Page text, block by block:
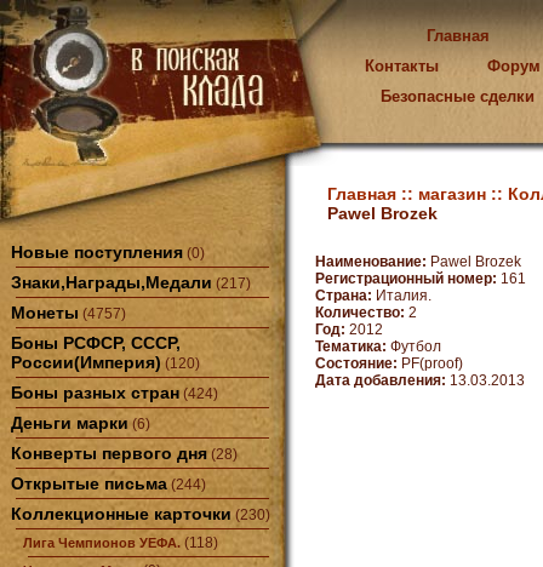
Главная
Контакты
Форум
Безопасные сделки
Новые поступления (0)
Знаки,Награды,Медали (217)
Монеты (4757)
Боны РСФСР, СССР,
России(Империя) (120)
Боны разных стран (424)
Деньги марки (6)
Конверты первого дня (28)
Открытые письма (244)
Коллекционные карточки (230)
Лига Чемпионов УЕФА. (118)
Главная :: магазин ::
Pawel Brozek
Наименование: Pawel Brozek
Регистрационный номер: 161
Страна: Италия.
Количество: 2
Год: 2012
Тематика: Футбол
Состояние: PF(proof)
Дата добавления: 13.03.2013